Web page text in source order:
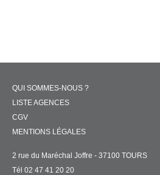
QUI SOMMES-NOUS ?
LISTE AGENCES
CGV
MENTIONS LÉGALES
2 rue du Maréchal Joffre - 37100 TOURS
Tél 02 47 41 20 20